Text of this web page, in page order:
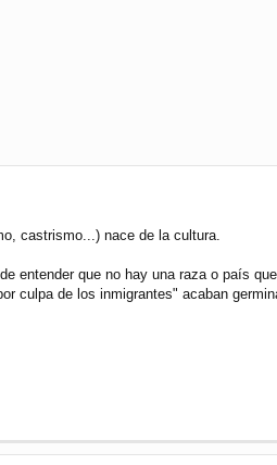
castrismo...) nace de la cultura.
entender que no hay una raza o país
culpa de los inmigrantes" acaban